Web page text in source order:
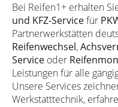
Bei Reifen1+ erhalten
und KFZ-Servicefür
Partnerwerkstätten
Reifenwechsel,
Service oder
Leistungen für alle
Unsere Services
Werkstatttechnik,